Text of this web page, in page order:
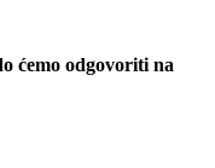
ćemo odgovoriti na